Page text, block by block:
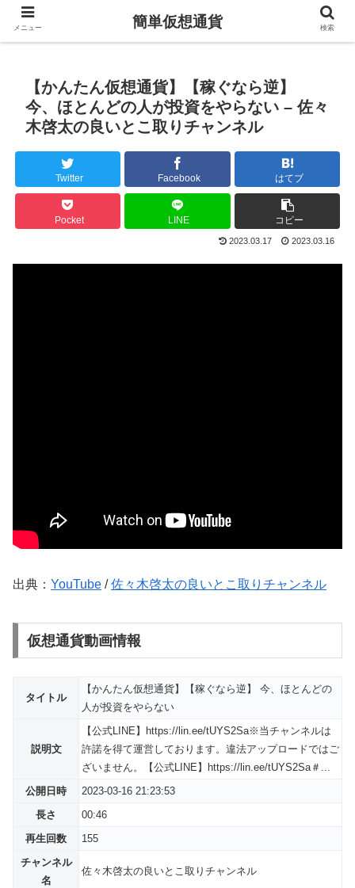
【かんたん仮想通貨】【稼ぐなら逆】
今、ほとんどの人が投資をやらない – 佐々
木啓太の良いとこ取りチャンネル
Twitter Facebook はてブ
Pocket LINE コピー
2023.03.17 2023.03.16
出典： YouTube /佐々木啓太の良いとこ取りチャンネル
仮想通貨動画情報
タイトル
【かんたん仮想通貨】【稼ぐなら逆】 今、ほとんどの
人が投資をやらない
説明文
【公式LINE】https://lin.ee/tUYS2Sa※当チャンネルは
許諾を得て運営しております。違法アップロードではご
ざいません。【公式LINE】https://lin.ee/tUYS2Sa＃...
公開日時
2023-03-16 21:23:53
長さ
00:46
再生回数
155
チャンネル
名
佐々木啓太の良いとこ取りチャンネル
メニュー 簡単仮想通貨 検索